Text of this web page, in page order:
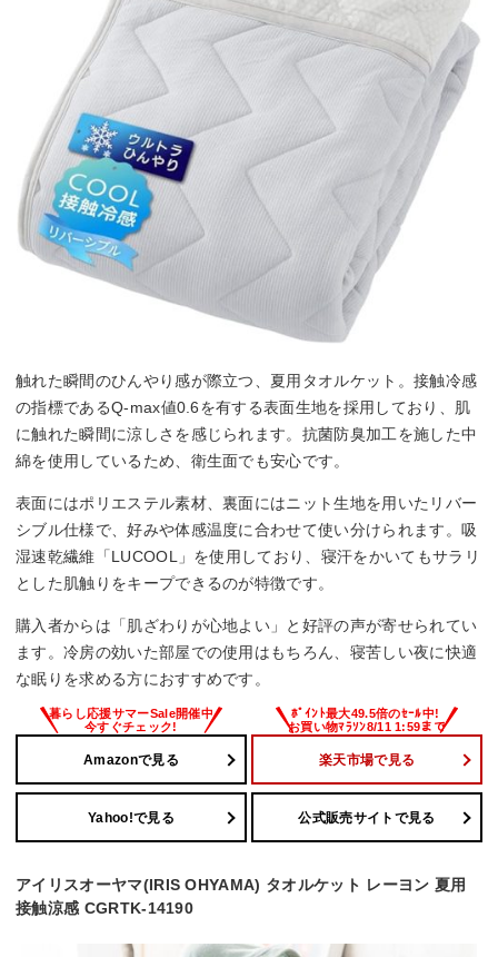
触れた瞬間のひんやり感が際立つ、夏用タオルケット。接触冷感
の指標であるQ-max値0.6を有する表面生地を採用しており、肌
に触れた瞬間に涼しさを感じられます。抗菌防臭加工を施した中
綿を使用しているため、衛生面でも安心です。
表面にはポリエステル素材、裏面にはニット生地を用いたリバー
シブル仕様で、好みや体感温度に合わせて使い分けられます。吸
湿速乾繊維「LUCOOL」を使用しており、寝汗をかいてもサラリ
とした肌触りをキープできるのが特徴です。
購入者からは「肌ざわりが心地よい」と好評の声が寄せられてい
ます。冷房の効いた部屋での使用はもちろん、寝苦しい夜に快適
な眠りを求める方におすすめです。
Amazonで見る 楽天市場で見る
Yahoo!で見る 公式販売サイトで見る
アイリスオーヤマ(IRIS OHYAMA) タオルケット レーヨン 夏用
接触涼感 CGRTK-14190